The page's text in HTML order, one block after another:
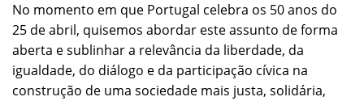
No momento em que Portugal celebra os 50 anos do
25 de abril, quisemos abordar este assunto de forma
aberta e sublinhar a relevância da liberdade, da
igualdade, do diálogo e da participação cívica na
construção de uma sociedade mais justa, solidária,